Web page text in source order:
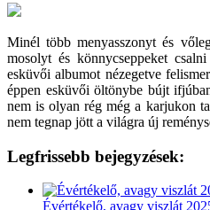
Minél több menyasszonyt és
mosolyt és könnycseppeket
esküvői albumot nézegetve
éppen esküvői öltönybe bújt
nem is olyan rég még a karjukon
nem tegnap jött a világra új
Legfrissebb bejegyzések:
Évértékelő, avagy viszlát